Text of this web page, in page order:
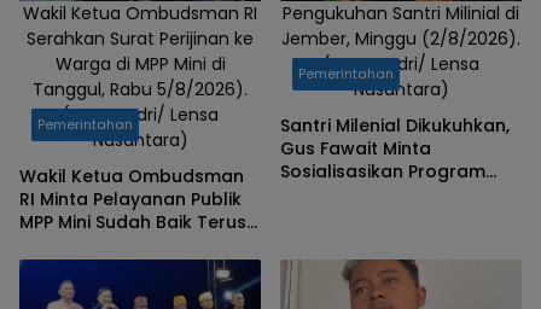
Wakil Ketua Ombudsman RI
Serahkan Surat Perijinan ke
Warga di MPP Mini di
Tanggul, Rabu 5/8/2026).
(Foto: Badri/ Lensa
Nusantara)
Pemerintahan
Wakil Ketua Ombudsman
RI Minta Pelayanan Publik
MPP Mini Sudah Baik Terus
Pengukuhan Santri Milinial di
Jember, Minggu (2/8/2026).
(Foto: Badri/ Lensa
Nusantara)
Pemerintahan
Santri Milenial Dikukuhkan,
Gus Fawait Minta
Sosialisasikan Program